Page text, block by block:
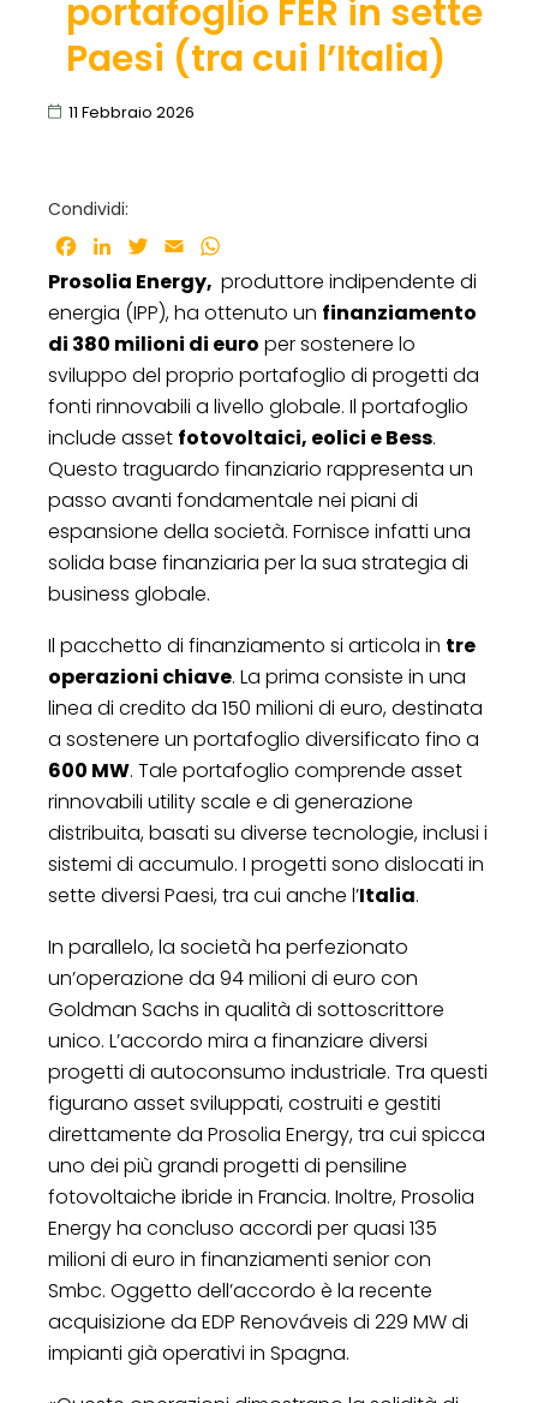
portafoglio FER in sette
Paesi (tra cui l’Italia)
11 Febbraio 2026
Condividi:
Facebook
LinkedInTwitter
Email
Prosolia Energy, produttore indipendente di
energia (IPP), ha ottenuto un finanziamento
di 380 milioni di euro per sostenere lo
sviluppo del proprio portafoglio di progetti da
fonti rinnovabili a livello globale. Il portafoglio
include asset fotovoltaici, eolici e Bess.
Questo traguardo finanziario rappresenta un
passo avanti fondamentale nei piani di
espansione della società. Fornisce infatti una
solida base finanziaria per la sua strategia di
business globale.
Il pacchetto di finanziamento si articola in tre
operazioni chiave. La prima consiste in una
linea di credito da 150 milioni di euro, destinata
a sostenere un portafoglio diversificato fino a
600 MW. Tale portafoglio comprende asset
rinnovabili utility scale e di generazione
distribuita, basati su diverse tecnologie, inclusi i
sistemi di accumulo. I progetti sono dislocati in
sette diversi Paesi, tra cui anche l’Italia.
In parallelo, la società ha perfezionato
un’operazione da 94 milioni di euro con
Goldman Sachs in qualità di sottoscrittore
unico. L’accordo mira a finanziare diversi
progetti di autoconsumo industriale. Tra questi
figurano asset sviluppati, costruiti e gestiti
direttamente da Prosolia Energy, tra cui spicca
uno dei più grandi progetti di pensiline
fotovoltaiche ibride in Francia. Inoltre, Prosolia
Energy ha concluso accordi per quasi 135
milioni di euro in finanziamenti senior con
Smbc. Oggetto dell’accordo è la recente
acquisizione da EDP Renováveis di 229 MW di
impianti già operativi in Spagna.